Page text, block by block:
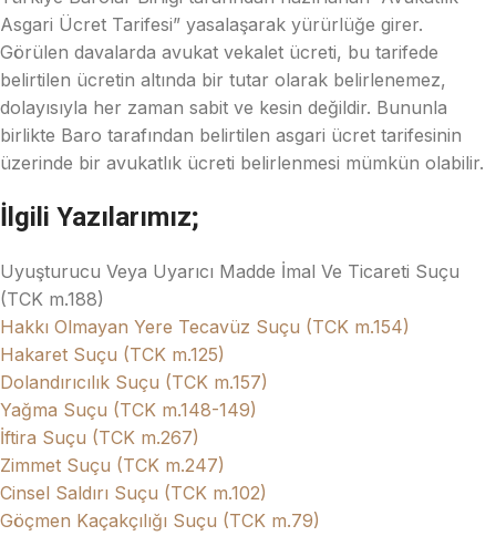
Asgari Ücret Tarifesi” yasalaşarak yürürlüğe girer.
Görülen davalarda avukat vekalet ücreti, bu tarifede
belirtilen ücretin altında bir tutar olarak belirlenemez,
dolayısıyla her zaman sabit ve kesin değildir. Bununla
birlikte Baro tarafından belirtilen asgari ücret tarifesinin
üzerinde bir avukatlık ücreti belirlenmesi mümkün olabilir.
İlgili Yazılarımız;
Uyuşturucu Veya Uyarıcı Madde İmal Ve Ticareti Suçu
(TCK m.188)
Hakkı Olmayan Yere Tecavüz Suçu (TCK m.154)
Hakaret Suçu (TCK m.125)
Dolandırıcılık Suçu (TCK m.157)
Yağma Suçu (TCK m.148-149)
İftira Suçu (TCK m.267)
Zimmet Suçu (TCK m.247)
Cinsel Saldırı Suçu (TCK m.102)
Göçmen Kaçakçılığı Suçu (TCK m.79)